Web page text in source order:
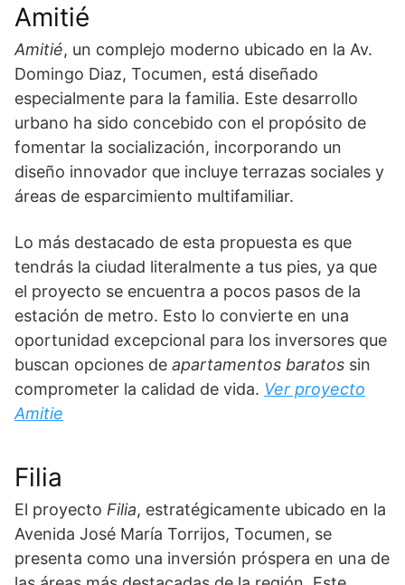
Amitié
Amitié, un complejo moderno ubicado en la Av.
Domingo Diaz, Tocumen, está diseñado
especialmente para la familia. Este desarrollo
urbano ha sido concebido con el propósito de
fomentar la socialización, incorporando un
diseño innovador que incluye terrazas sociales y
áreas de esparcimiento multifamiliar.
Lo más destacado de esta propuesta es que
tendrás la ciudad literalmente a tus pies, ya que
el proyecto se encuentra a pocos pasos de la
estación de metro. Esto lo convierte en una
oportunidad excepcional para los inversores que
buscan opciones de apartamentos baratos sin
comprometer la calidad de vida. Ver proyecto
Amitie
Filia
El proyecto Filia, estratégicamente ubicado en la
Avenida José María Torrijos, Tocumen, se
presenta como una inversión próspera en una de